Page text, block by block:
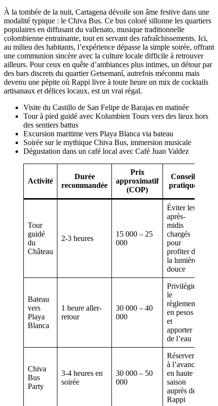
À la tombée de la nuit, Cartagena dévoile son âme festive dans une
modalité typique : le Chiva Bus. Ce bus coloré sillonne les quartiers
populaires en diffusant du vallenato, musique traditionnelle
colombienne entrainante, tout en servant des rafraîchissements. Ici,
au milieu des habitants, l’expérience dépasse la simple soirée, offrant
une communion sincère avec la culture locale difficile à retrouver
ailleurs. Pour ceux en quête d’ambiances plus intimes, un détour par
des bars discrets du quartier Getsemaní, autrefois méconnu mais
devenu une pépite où Rappi livre à toute heure un mix de cocktails
artisanaux et délices locaux, est un vrai régal.
Visite du Castillo de San Felipe de Barajas en matinée
Tour à pied guidé avec Kolumbien Tours vers des lieux hors
des sentiers battus
Excursion maritime vers Playa Blanca via bateau
Soirée sur le mythique Chiva Bus, immersion musicale
Dégustation dans un café local avec Café Juan Valdez
Activité
Durée
recommandée
Prix
approximatif
(COP)
Conseil
pratique
Tour
guidé
du
Château
2-3 heures
15 000 – 25
000
Éviter les
après-
midis
chargés
pour
profiter de
la lumière
douce
Bateau
vers
Playa
Blanca
1 heure aller-
retour
30 000 – 40
000
Privilégier
le
règlement
en pesos
et
apporter
de l’eau
Chiva
Bus
Party
3-4 heures en
soirée
30 000 – 50
000
Réserver
à l’avance
en haute
saison
auprès de
Rappi